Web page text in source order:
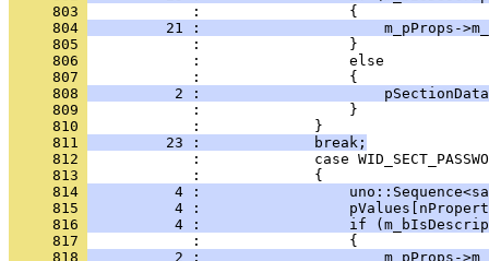
     803
     804
21 :                     m_pProps-
     805
     806
     807
     808
2 :
     809
     810
     811
         23 :             break;
     812
     813
     814
4 :
     815
4 :
     816
4 :                 if
     817
     818
2 :                     m_pProps-